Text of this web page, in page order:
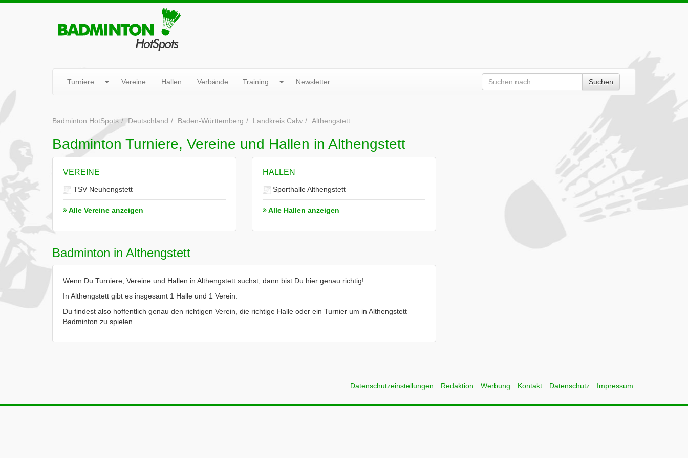
Turniere Vereine Hallen Verbände Training Newsletter Suchen
Badminton HotSpots Deutschland Baden-Württemberg Landkreis Calw Althengstett
Badminton Turniere, Vereine und Hallen in Althengstett
VEREINE
TSV Neuhengstett
Alle Vereine anzeigen
HALLEN
Sporthalle Althengstett
Alle Hallen anzeigen
Badminton in Althengstett
Wenn Du Turniere, Vereine und Hallen in Althengstett suchst, dann bist Du hier genau richtig!
In Althengstett gibt es insgesamt 1 Halle und 1 Verein.
Du findest also hoffentlich genau den richtigen Verein, die richtige Halle oder ein Turnier um in Althengstett
Badminton zu spielen.
Datenschutzeinstellungen Redaktion Werbung Kontakt Datenschutz Impressum